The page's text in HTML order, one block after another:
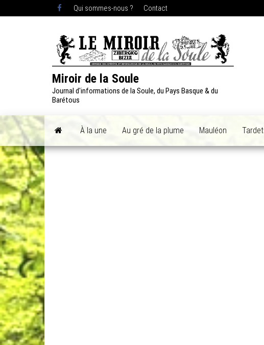
Qui sommes-nous ? Contact
Miroir de la Soule
Journal d'informations de la Soule, du Pays Basque & du
Barétous
À la une Au gré de la plume Mauléon